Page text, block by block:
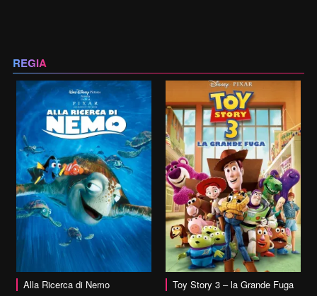
REGIA
Alla Ricerca di Nemo
vai alla scheda Toy Story 3 – la Grande Fuga